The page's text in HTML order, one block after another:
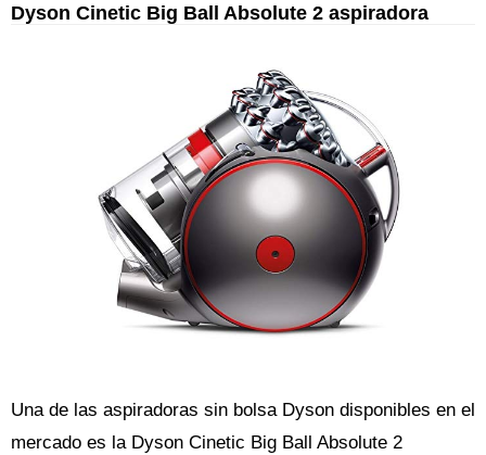
Dyson Cinetic Big Ball Absolute 2 aspiradora
Una de las aspiradoras sin bolsa Dyson disponibles en el
mercado es la Dyson Cinetic Big Ball Absolute 2